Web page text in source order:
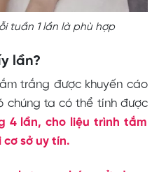
tuần 1 lần là phù hợp
lần?
trắng được khuyến cáo
chúng ta có thể tính được
4 lần, cho liệu trình tắm
sở uy tín.